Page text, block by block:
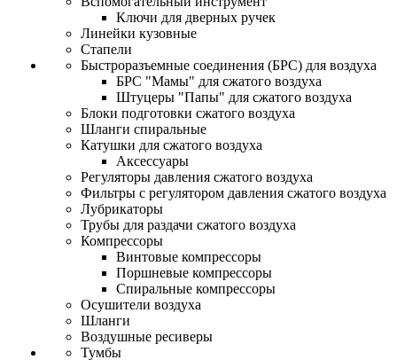
Ключи для дверных ручек
Линейки кузовные
Стапели
Быстроразъемные соединения (БРС) для воздуха
БРС "Мамы" для сжатого воздуха
Штуцеры "Папы" для сжатого воздуха
Блоки подготовки сжатого воздуха
Шланги спиральные
Катушки для сжатого воздуха
Аксессуары
Регуляторы давления сжатого воздуха
Фильтры с регулятором давления сжатого воздуха
Лубрикаторы
Трубы для раздачи сжатого воздуха
Компрессоры
Винтовые компрессоры
Поршневые компрессоры
Спиральные компрессоры
Осушители воздуха
Шланги
Воздушные ресиверы
Тумбы